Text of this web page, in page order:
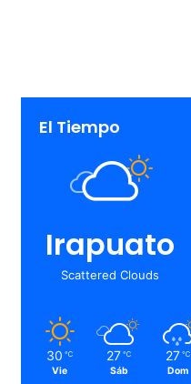
El Tiempo
Irapuato
Scattered Clouds
30 ℃
Vie
27 ℃
Sáb
27 ℃
Dom